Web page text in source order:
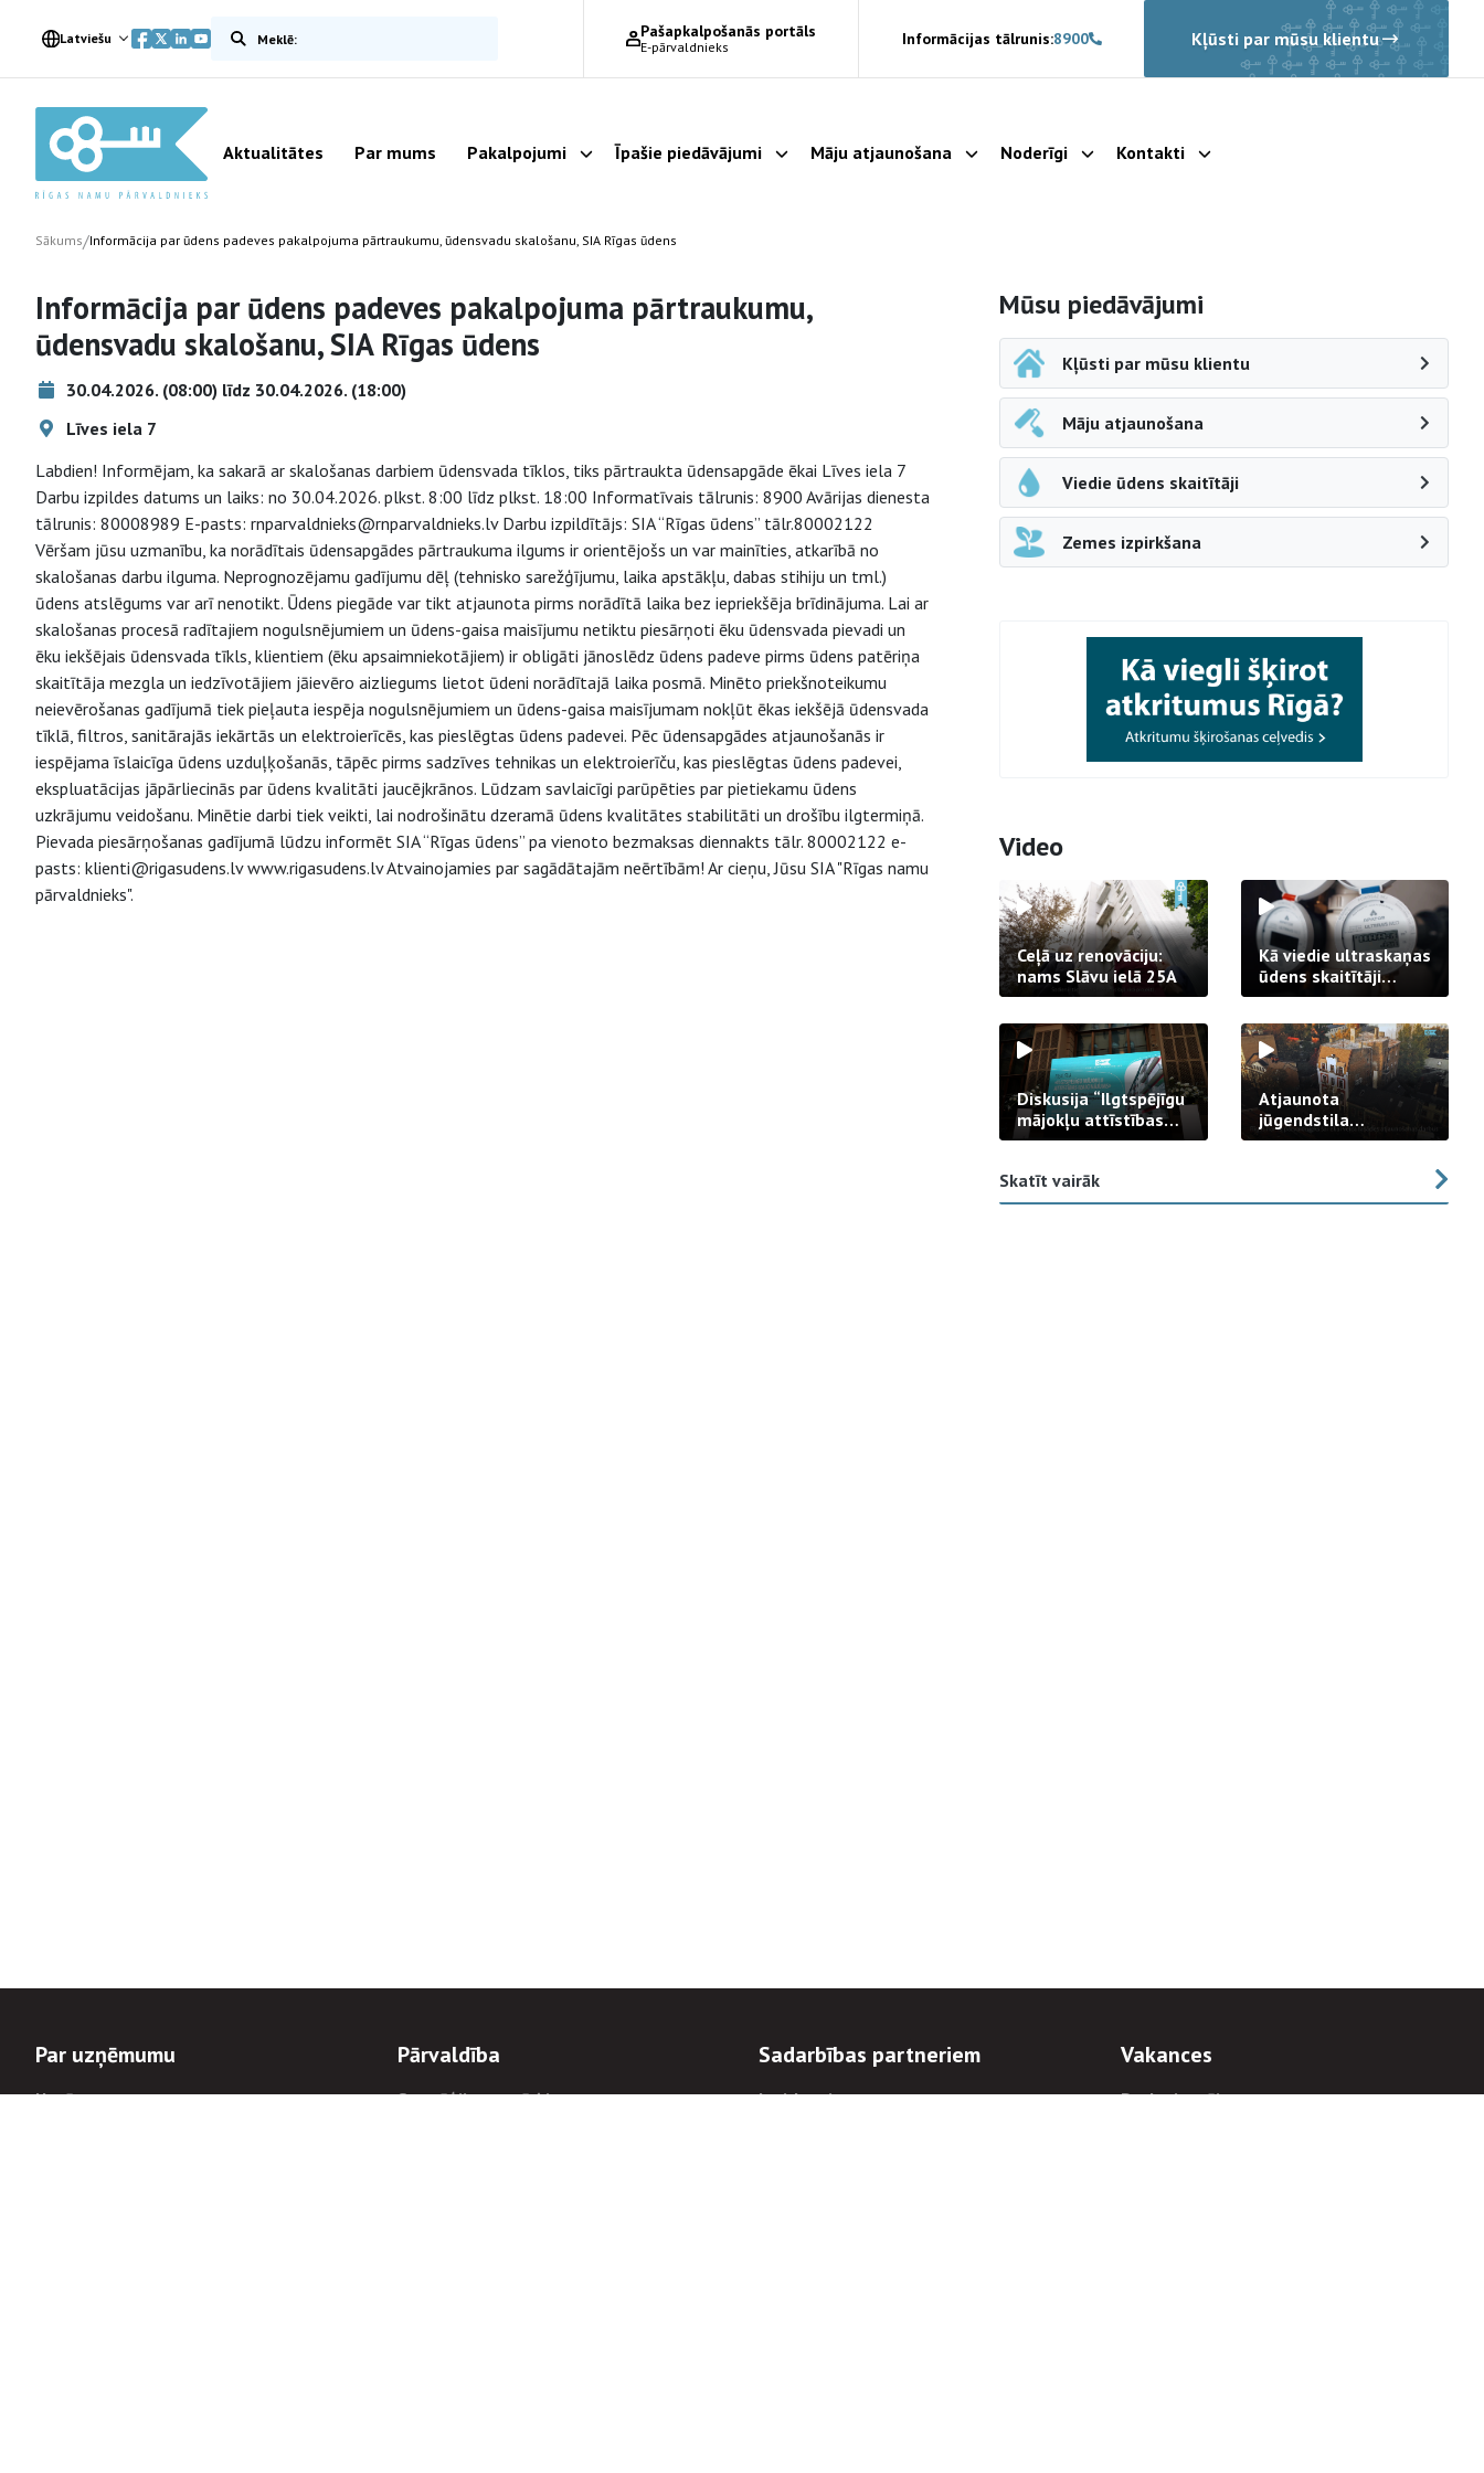
Latviešu Meklēt vietnē Pašapkalpošanās portāls
E-pārvaldnieks Informācijas tālrunis:8900 Kļūsti par mūsu klientu
Aktualitātes Par mums Pakalpojumi Parādīt apakšizvēlni
Īpašie piedāvājumi Parādīt apakšizvēlni
Māju atjaunošana Parādīt apakšizvēlni
Noderīgi Parādīt apakšizvēlni
Kontakti Parādīt apakšizvēlni
Sākums/Informācija par ūdens padeves pakalpojuma pārtraukumu, ūdensvadu skalošanu, SIA Rīgas ūdens
Informācija par ūdens padeves pakalpojuma pārtraukumu,
ūdensvadu skalošanu, SIA Rīgas ūdens
30.04.2026. (08:00) līdz 30.04.2026. (18:00)
Līves iela 7
Labdien! Informējam, ka sakarā ar skalošanas darbiem ūdensvada tīklos, tiks pārtraukta ūdensapgāde ēkai Līves iela 7
Darbu izpildes datums un laiks: no 30.04.2026. plkst. 8:00 līdz plkst. 18:00 Informatīvais tālrunis: 8900 Avārijas dienesta
tālrunis: 80008989 E-pasts: rnparvaldnieks@rnparvaldnieks.lv Darbu izpildītājs: SIA “Rīgas ūdens” tālr.80002122
Vēršam jūsu uzmanību, ka norādītais ūdensapgādes pārtraukuma ilgums ir orientējošs un var mainīties, atkarībā no
skalošanas darbu ilguma. Neprognozējamu gadījumu dēļ (tehnisko sarežģījumu, laika apstākļu, dabas stihiju un tml.)
ūdens atslēgums var arī nenotikt. Ūdens piegāde var tikt atjaunota pirms norādītā laika bez iepriekšēja brīdinājuma. Lai ar
skalošanas procesā radītajiem nogulsnējumiem un ūdens-gaisa maisījumu netiktu piesārņoti ēku ūdensvada pievadi un
ēku iekšējais ūdensvada tīkls, klientiem (ēku apsaimniekotājiem) ir obligāti jānoslēdz ūdens padeve pirms ūdens patēriņa
skaitītāja mezgla un iedzīvotājiem jāievēro aizliegums lietot ūdeni norādītajā laika posmā. Minēto priekšnoteikumu
neievērošanas gadījumā tiek pieļauta iespēja nogulsnējumiem un ūdens-gaisa maisījumam nokļūt ēkas iekšējā ūdensvada
tīklā, filtros, sanitārajās iekārtās un elektroierīcēs, kas pieslēgtas ūdens padevei. Pēc ūdensapgādes atjaunošanās ir
iespējama īslaicīga ūdens uzduļķošanās, tāpēc pirms sadzīves tehnikas un elektroierīču, kas pieslēgtas ūdens padevei,
ekspluatācijas jāpārliecinās par ūdens kvalitāti jaucējkrānos. Lūdzam savlaicīgi parūpēties par pietiekamu ūdens
uzkrājumu veidošanu. Minētie darbi tiek veikti, lai nodrošinātu dzeramā ūdens kvalitātes stabilitāti un drošību ilgtermiņā.
Pievada piesārņošanas gadījumā lūdzu informēt SIA “Rīgas ūdens” pa vienoto bezmaksas diennakts tālr. 80002122 e-
pasts: klienti@rigasudens.lv www.rigasudens.lv Atvainojamies par sagādātajām neērtībām! Ar cieņu, Jūsu SIA "Rīgas namu
pārvaldnieks".
Sāna navigācija
Mūsu piedāvājumi
Kļūsti par mūsu klientu
Māju atjaunošana
Viedie ūdens skaitītāji
Zemes izpirkšana
Video
Ceļā uz renovāciju:
nams Slāvu ielā 25A
Kā viedie ultraskaņas
ūdens skaitītāji
strādā praksē
Diskusija “Ilgtspējīgu
mājokļu attīstības
izaicinājums”
Atjaunota
jūgendstila
arhitektūras pērles
Skatīt vairāk
Par uzņēmumu
Uzņēmums
Pārvaldība
Stratēģija un mērķi
Sadarbības partneriem
Iepirkumi
Vakances
Darba iespējas